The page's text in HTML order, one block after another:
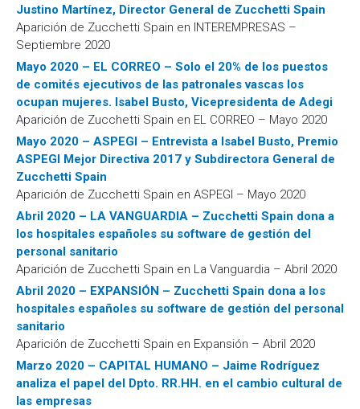
Justino Martínez, Director General de Zucchetti Spain
Aparición de Zucchetti Spain en INTEREMPRESAS –
Septiembre 2020
Mayo 2020 – EL CORREO – Solo el 20% de los puestos
de comités ejecutivos de las patronales vascas los
ocupan mujeres. Isabel Busto, Vicepresidenta de Adegi
Aparición de Zucchetti Spain en EL CORREO – Mayo 2020
Mayo 2020 – ASPEGI – Entrevista a Isabel Busto, Premio
ASPEGI Mejor Directiva 2017 y Subdirectora General de
Zucchetti Spain
Aparición de Zucchetti Spain en ASPEGI – Mayo 2020
Abril 2020 – LA VANGUARDIA – Zucchetti Spain dona a
los hospitales españoles su software de gestión del
personal sanitario
Aparición de Zucchetti Spain en La Vanguardia – Abril 2020
Abril 2020 – EXPANSIÓN – Zucchetti Spain dona a los
hospitales españoles su software de gestión del personal
sanitario
Aparición de Zucchetti Spain en Expansión – Abril 2020
Marzo 2020 – CAPITAL HUMANO – Jaime Rodríguez
analiza el papel del Dpto. RR.HH. en el cambio cultural de
las empresas